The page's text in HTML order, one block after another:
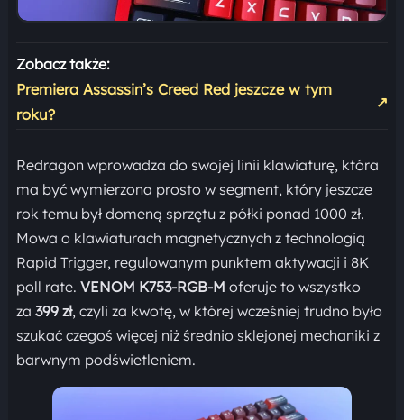
Zobacz także:
Premiera Assassin’s Creed Red jeszcze w tym
roku?
↗
Redragon wprowadza do swojej linii klawiaturę, która
ma być wymierzona prosto w segment, który jeszcze
rok temu był domeną sprzętu z półki ponad 1000 zł.
Mowa o klawiaturach magnetycznych z technologią
Rapid Trigger, regulowanym punktem aktywacji i 8K
poll rate. VENOM K753-RGB-M oferuje to wszystko
za 399 zł, czyli za kwotę, w której wcześniej trudno było
szukać czegoś więcej niż średnio sklejonej mechaniki z
barwnym podświetleniem.